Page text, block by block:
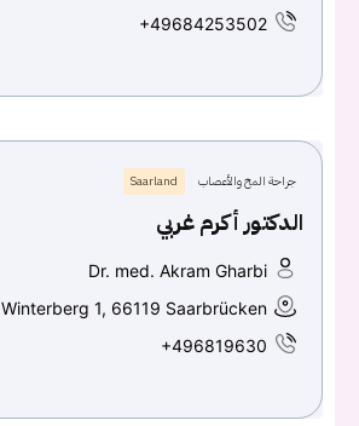
+49684253502
جراحة المخ والأعصاب Saarland
الدكتور أكرم غربي
Dr. med. Akram Gharbi
Winterberg 1, 66119 Saarbrücken
+496819630